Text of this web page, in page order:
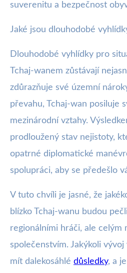
suverenitu a bezpečnost
Jaké jsou dlouhodobé
Dlouhodobé vyhlídky pro
Tchaj-wanem zůstávají
zdůrazňuje své územní
převahu, Tchaj-wan posiluje
mezinárodní vztahy.
prodloužený stav nejistoty,
opatrné diplomatické
spolupráci, aby se předešlo
V tuto chvíli je jasné, že
blízko Tchaj-wanu budou
regionálními hráči, ale celým
společenstvím. Jakýkoli
mít dalekosáhlé důsledky, a